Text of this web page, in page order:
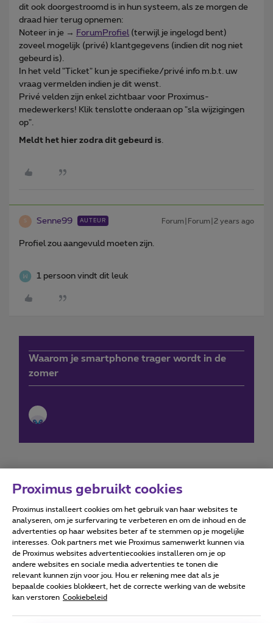
dit ook doorgestroomd is in hun systeem, als ze morgen de
draad hier terug opnemen:
Noteer in je → ForumProfiel (terwijl je ingelogd bent)
zoveel mogelijk (privé) klantgegevens (indien dit nog niet
gebeurd is).
In het veld "Ticket" kun je specifieke/privé info m.b.t. uw
vraag vermelden indien je dit wenst.
Privé velden zijn enkel zichtbaar voor Proximus-
medewerkers! Klik tenslotte onderaan op "sla wijzigingen
op".
Meldt het hier zodra dit gebeurd is
S Senne99 AUTEUR Forum|Forum|2 years ago
Profiel zou aangevuld moeten zijn.
1 persoon vindt dit leuk
Waarom je smartphone trager wordt in de
zomer
Forumvoorwaarden Accessibility statement
Alle rechten voorbehouden. © Proximus
Algemene voorwaarden, consumenteninfo
Proximus gebruikt cookies
Proximus installeert cookies om het gebruik van haar websites te
analyseren, om je surfervaring te verbeteren en om de inhoud en de
advertenties op haar websites beter af te stemmen op je mogelijke
interesses. Ook partners met wie Proximus samenwerkt kunnen via
de Proximus websites advertentiecookies installeren om je op
andere websites en sociale media advertenties te tonen die
relevant kunnen zijn voor jou. Hou er rekening mee dat als je
bepaalde cookies blokkeert, het de correcte werking van de website
kan verstoren Cookiebeleid